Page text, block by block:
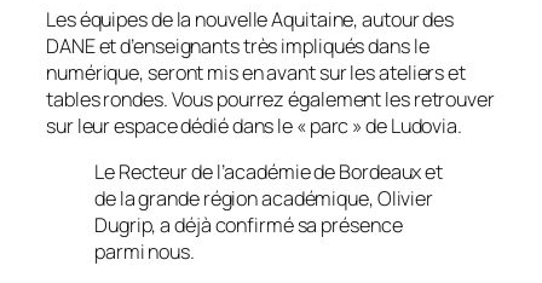
Les équipes de la nouvelle Aquitaine, autour des
DANE et d’enseignants très impliqués dans le
numérique, seront mis en avant sur les ateliers et
tables rondes. Vous pourrez également les retrouver
sur leur espace dédié dans le « parc » de Ludovia.
Le Recteur de l’académie de Bordeaux et
de la grande région académique, Olivier
Dugrip, a déjà confirmé sa présence
parmi nous.